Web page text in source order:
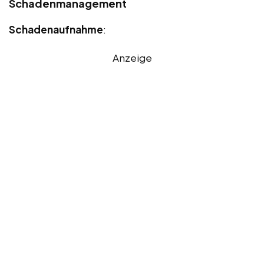
Schadenmanagement
Schadenaufnahme:
Anzeige